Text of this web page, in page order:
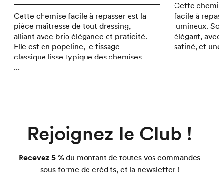
Cette chemise facile à repasser est la
pièce maîtresse de tout dressing,
alliant avec brio élégance et praticité.
Elle est en popeline, le tissage
classique lisse typique des chemises
...
Cette
facile à
lumineux.
élégant,
satiné, et
Rejoignez le Club !
Recevez 5 % du montant de toutes vos commandes
sous forme de crédits, et la newsletter !